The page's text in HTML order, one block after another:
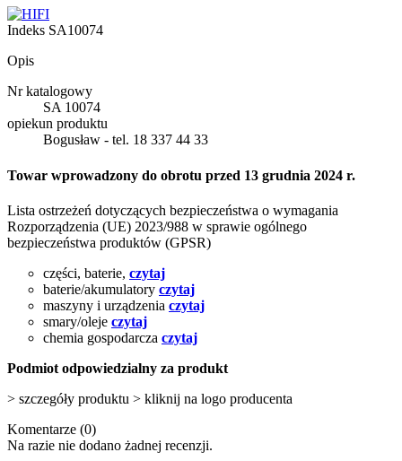
Indeks SA10074
Opis
Nr katalogowy
SA 10074
opiekun produktu
Bogusław - tel. 18 337 44 33
Towar wprowadzony do obrotu przed 13 grudnia 2024 r.
Lista ostrzeżeń dotyczących bezpieczeństwa o wymagania
Rozporządzenia (UE) 2023/988 w sprawie ogólnego
bezpieczeństwa produktów (GPSR)
części, baterie, czytaj
baterie/akumulatory czytaj
maszyny i urządzenia czytaj
smary/oleje czytaj
chemia gospodarcza czytaj
Podmiot odpowiedzialny za produkt
> szczegóły produktu > kliknij na logo producenta
Komentarze (0)
Na razie nie dodano żadnej recenzji.